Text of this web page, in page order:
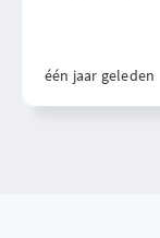
één jaar geleden